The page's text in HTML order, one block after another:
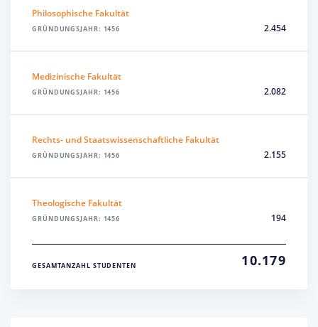
Philosophische Fakultät
GRÜNDUNGSJAHR: 1456 2.454
Medizinische Fakultät
GRÜNDUNGSJAHR: 1456 2.082
Rechts- und Staatswissenschaftliche Fakultät
GRÜNDUNGSJAHR: 1456 2.155
Theologische Fakultät
GRÜNDUNGSJAHR: 1456 194
GESAMTANZAHL STUDENTEN 10.179